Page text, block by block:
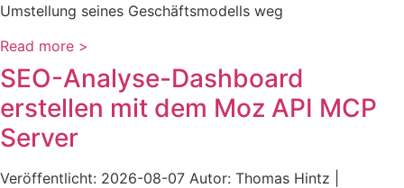
Umstellung seines Geschäftsmodells weg
Read more >
SEO-Analyse-Dashboard
erstellen mit dem Moz API MCP
Server
Veröffentlicht: 2026-08-07 Autor: Thomas Hintz |